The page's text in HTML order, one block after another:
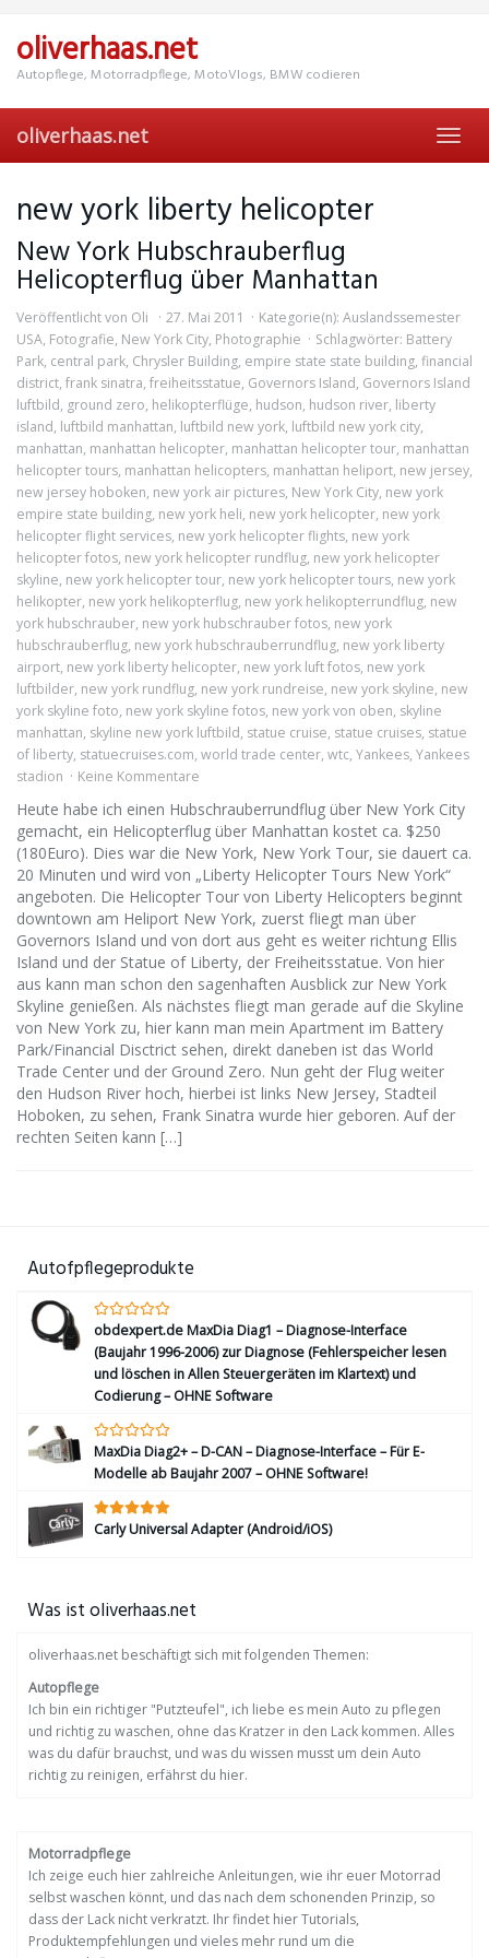
main
content
oliverhaas.net
Autopflege, Motorradpflege, MotoVlogs, BMW codieren
oliverhaas.net
new york liberty helicopter
New York Hubschrauberflug
Helicopterflug über Manhattan
Veröffentlicht von Oli 27. Mai 2011 Kategorie(n): Auslandssemester
USA, Fotografie, New York City, Photographie Schlagwörter: Battery
Park, central park, Chrysler Building, empire state state building, financial
district, frank sinatra, freiheitsstatue, Governors Island, Governors Island
luftbild, ground zero, helikopterflüge, hudson, hudson river, liberty
island, luftbild manhattan, luftbild new york, luftbild new york city,
manhattan, manhattan helicopter, manhattan helicopter tour, manhattan
helicopter tours, manhattan helicopters, manhattan heliport, new jersey,
new jersey hoboken, new york air pictures, New York City, new york
empire state building, new york heli, new york helicopter, new york
helicopter flight services, new york helicopter flights, new york
helicopter fotos, new york helicopter rundflug, new york helicopter
skyline, new york helicopter tour, new york helicopter tours, new york
helikopter, new york helikopterflug, new york helikopterrundflug, new
york hubschrauber, new york hubschrauber fotos, new york
hubschrauberflug, new york hubschrauberrundflug, new york liberty
airport, new york liberty helicopter, new york luft fotos, new york
luftbilder, new york rundflug, new york rundreise, new york skyline, new
york skyline foto, new york skyline fotos, new york von oben, skyline
manhattan, skyline new york luftbild, statue cruise, statue cruises, statue
of liberty, statuecruises.com, world trade center, wtc, Yankees, Yankees
stadion
Keine Kommentare
Heute habe ich einen Hubschrauberrundflug über New York City
gemacht, ein Helicopterflug über Manhattan kostet ca. $250
(180Euro). Dies war die New York, New York Tour, sie dauert ca.
20 Minuten und wird von „Liberty Helicopter Tours New York“
angeboten. Die Helicopter Tour von Liberty Helicopters beginnt
downtown am Heliport New York, zuerst fliegt man über
Governors Island und von dort aus geht es weiter richtung Ellis
Island und der Statue of Liberty, der Freiheitsstatue. Von hier
aus kann man schon den sagenhaften Ausblick zur New York
Skyline genießen. Als nächstes fliegt man gerade auf die Skyline
von New York zu, hier kann man mein Apartment im Battery
Park/Financial Disctrict sehen, direkt daneben ist das World
Trade Center und der Ground Zero. Nun geht der Flug weiter
den Hudson River hoch, hierbei ist links New Jersey, Stadteil
Hoboken, zu sehen, Frank Sinatra wurde hier geboren. Auf der
rechten Seiten kann […]
Autofpflegeprodukte
obdexpert.de MaxDia Diag1 – Diagnose-Interface
(Baujahr 1996-2006) zur Diagnose (Fehlerspeicher lesen
und löschen in Allen Steuergeräten im Klartext) und
Codierung – OHNE Software
MaxDia Diag2+ – D-CAN – Diagnose-Interface – Für E-
Modelle ab Baujahr 2007 – OHNE Software!
Carly Universal Adapter (Android/iOS)
Was ist oliverhaas.net
oliverhaas.net beschäftigt sich mit folgenden Themen:
Autopflege
Ich bin ein richtiger "Putzteufel", ich liebe es mein Auto zu pflegen
und richtig zu waschen, ohne das Kratzer in den Lack kommen. Alles
was du dafür brauchst, und was du wissen musst um dein Auto
richtig zu reinigen, erfährst du hier.
Motorradpflege
Ich zeige euch hier zahlreiche Anleitungen, wie ihr euer Motorrad
selbst waschen könnt, und das nach dem schonenden Prinzip, so
dass der Lack nicht verkratzt. Ihr findet hier Tutorials,
Produktempfehlungen und vieles mehr rund um die